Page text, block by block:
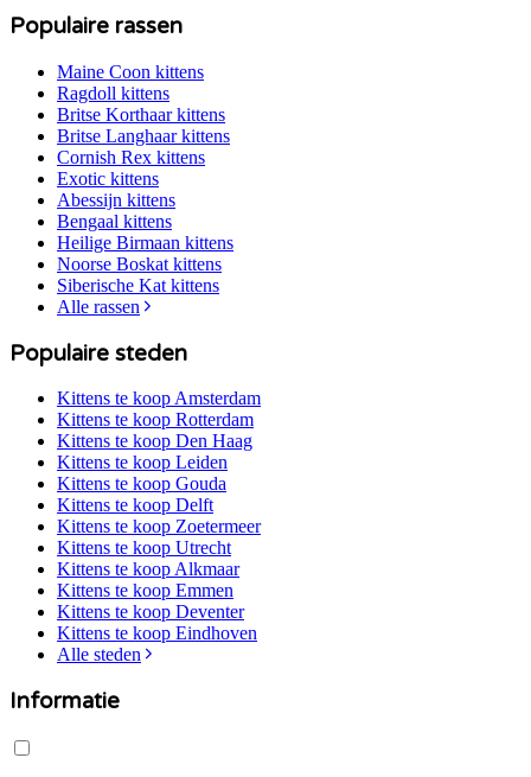
Populaire rassen
Maine Coon kittens
Ragdoll kittens
Britse Korthaarkittens
Britse Langhaarkittens
Cornish Rex kittens
Exotic kittens
Abessijn kittens
Bengaal kittens
Heilige Birmaan kittens
Noorse Boskat kittens
Siberische Kat kittens
Alle rassen
Populaire steden
Kittens te koopAmsterdam
Kittens te koop Rotterdam
Kittens te koop Den Haag
Kittens te koop Leiden
Kittens te koop Gouda
Kittens te koop Delft
Kittens te koop Zoetermeer
Kittens te koop Utrecht
Kittens te koopAlkmaar
Kittens te koop Emmen
Kittens te koop Deventer
Kittens te koop Eindhoven
Alle steden
Informatie